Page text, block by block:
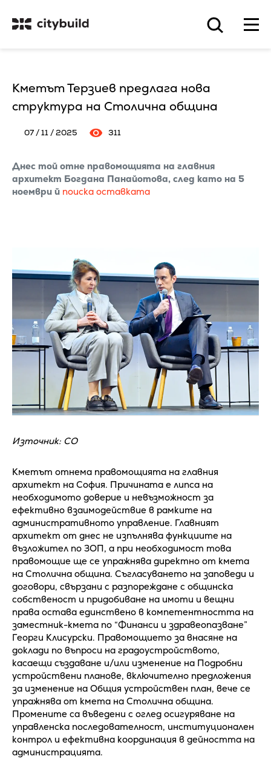
Кметът Терзиев предлага нова
структура на Столична община
07 / 11 / 2025 311
Днес той отне правомощията на главния
архитект Богдана Панайотова, след като на 5
ноември й поиска оставката
Източник: СО
Кметът отнема правомощията на главния
архитект на София. Причината е липса на
необходимото доверие и невъзможност за
ефективно взаимодействие в рамките на
административното управление. Главният
архитект от днес не изпълнява функциите на
възложител по ЗОП, а при необходимост това
правомощие ще се упражнява директно от кмета
на Столична община. Съгласуването на заповеди и
договори, свързани с разпореждане с общинска
собственост и придобиване на имоти и вещни
права остава единствено в компетентността на
заместник-кмета по “Финанси и здравеопазване”
Георги Клисурски. Правомощието за внасяне на
доклади по въпроси на градоустройството,
касаещи създаване и/или изменение на Подробни
устройствени планове, включително предложения
за изменение на Общия устройствен план, вече се
упражнява от кмета на Столична община.
Промените са въведени с оглед осигуряване на
управленска последователност, институционален
контрол и ефективна координация в дейността на
администрацията.